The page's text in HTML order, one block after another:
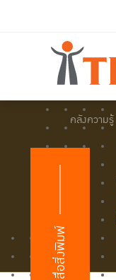
คลังความรู้
สื่อสิ่งพิมพ์